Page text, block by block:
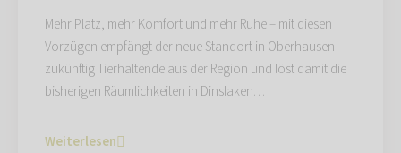
Mehr Platz, mehr Komfort und mehr Ruhe – mit diesen
Vorzügen empfängt der neue Standort in Oberhausen
zukünftig Tierhaltende aus der Region und löst damit die
bisherigen Räumlichkeiten in Dinslaken…
Weiterlesen